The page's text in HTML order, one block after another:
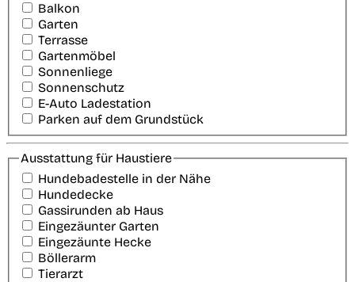
Balkon
Garten
Terrasse
Gartenmöbel
Sonnenliege
Sonnenschutz
E-Auto Ladestation
Parken auf dem Grundstück
Ausstattung für Haustiere
Hundebadestelle in der Nähe
Hundedecke
Gassirunden ab Haus
Eingezäunter Garten
Eingezäunte Hecke
Böllerarm
Tierarzt